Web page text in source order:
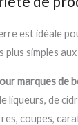
est idéale
plus simples
marques de
liqueurs, de
coupes,